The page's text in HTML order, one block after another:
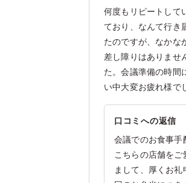
何度もリピートして
ており、なんて行き
たのですが、なかな
差し障りはありませ
た。会議準備の時間
い中大変お疲れ様で
口コミへの返信
会議でのお食事手
こちらの店舗を
まして、厚くお